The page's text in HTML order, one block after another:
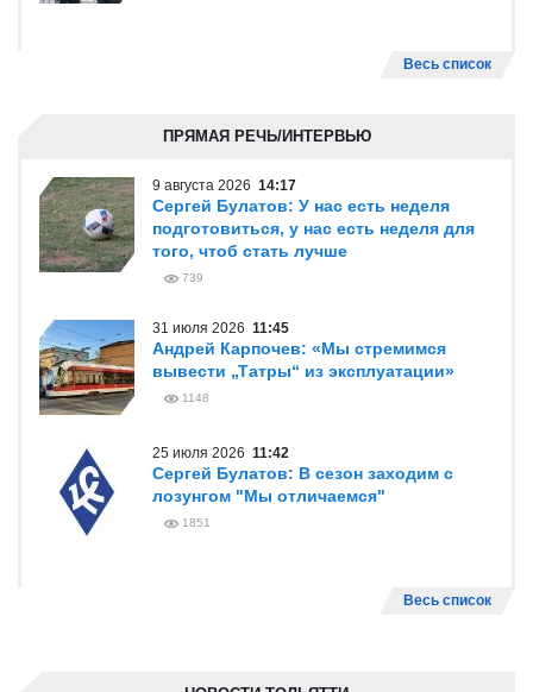
Весь список
ПРЯМАЯ РЕЧЬ/ИНТЕРВЬЮ
9 августа 2026 14:17
Сергей Булатов: У нас есть неделя
подготовиться, у нас есть неделя для
того, чтоб стать лучше
739
31 июля 2026 11:45
Андрей Карпочев: «Мы стремимся
вывести „Татры“ из эксплуатации»
1148
25 июля 2026 11:42
Сергей Булатов: В сезон заходим с
лозунгом "Мы отличаемся"
1851
Весь список